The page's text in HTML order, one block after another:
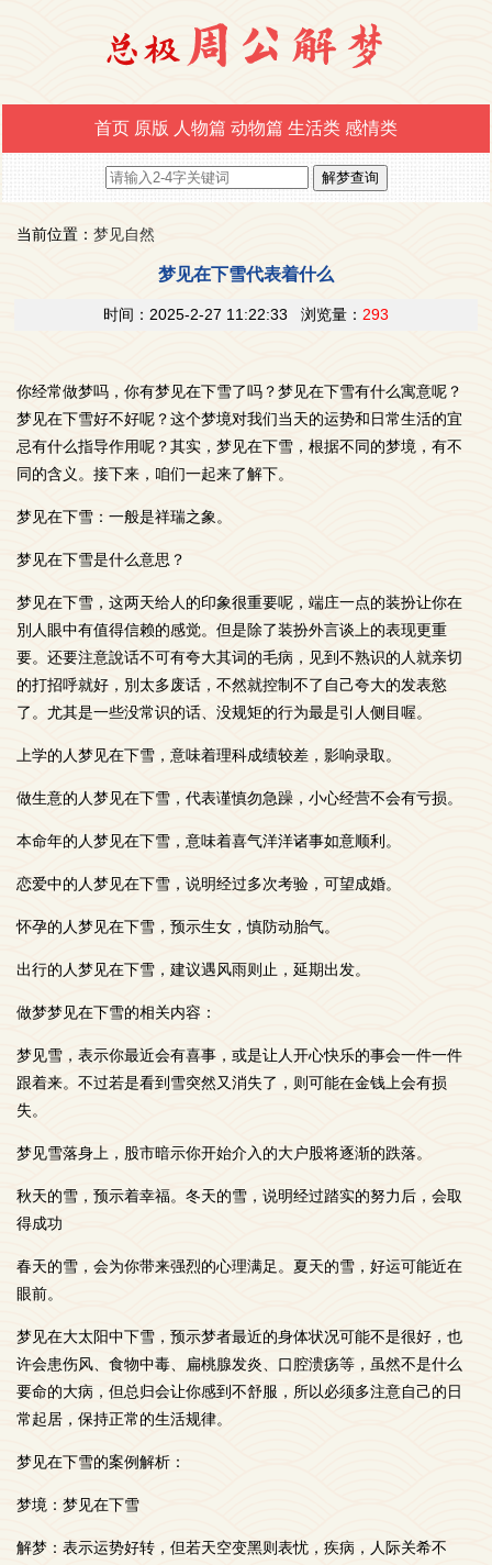
首页 原版 人物篇 动物篇 生活类 感情类
当前位置： 梦见自然
梦见在下雪代表着什么
时间：2025-2-27 11:22:33 浏览量： 293
你经常做梦吗，你有梦见在下雪了吗？梦见在下雪有什么寓意呢？
梦见在下雪好不好呢？这个梦境对我们当天的运势和日常生活的宜
忌有什么指导作用呢？其实，梦见在下雪，根据不同的梦境，有不
同的含义。接下来，咱们一起来了解下。
梦见在下雪：一般是祥瑞之象。
梦见在下雪是什么意思？
梦见在下雪，这两天给人的印象很重要呢，端庄一点的装扮让你在
別人眼中有值得信赖的感觉。但是除了装扮外言谈上的表现更重
要。还要注意說话不可有夸大其词的毛病，见到不熟识的人就亲切
的打招呼就好，別太多废话，不然就控制不了自己夸大的发表慾
了。尤其是一些没常识的话、没规矩的行为最是引人侧目喔。
上学的人梦见在下雪，意味着理科成绩较差，影响录取。
做生意的人梦见在下雪，代表谨慎勿急躁，小心经营不会有亏损。
本命年的人梦见在下雪，意味着喜气洋洋诸事如意顺利。
恋爱中的人梦见在下雪，说明经过多次考验，可望成婚。
怀孕的人梦见在下雪，预示生女，慎防动胎气。
出行的人梦见在下雪，建议遇风雨则止，延期出发。
做梦梦见在下雪的相关内容：
梦见雪，表示你最近会有喜事，或是让人开心快乐的事会一件一件
跟着来。不过若是看到雪突然又消失了，则可能在金钱上会有损
失。
梦见雪落身上，股市暗示你开始介入的大户股将逐渐的跌落。
秋天的雪，预示着幸福。冬天的雪，说明经过踏实的努力后，会取
得成功
春天的雪，会为你带来强烈的心理满足。夏天的雪，好运可能近在
眼前。
梦见在大太阳中下雪，预示梦者最近的身体状况可能不是很好，也
许会患伤风、食物中毒、扁桃腺发炎、口腔溃疡等，虽然不是什么
要命的大病，但总归会让你感到不舒服，所以必须多注意自己的日
常起居，保持正常的生活规律。
梦见在下雪的案例解析：
梦境：梦见在下雪
解梦：表示运势好转，但若天空变黑则表忧，疾病，人际关希不